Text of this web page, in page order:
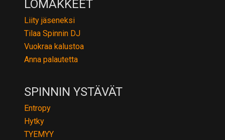
LOMAKKEET
Liity jäseneksi
Tilaa Spinnin DJ
Vuokraa kalustoa
Anna palautetta
SPINNIN YSTÄVÄT
Entropy
Hytky
TYEMYY